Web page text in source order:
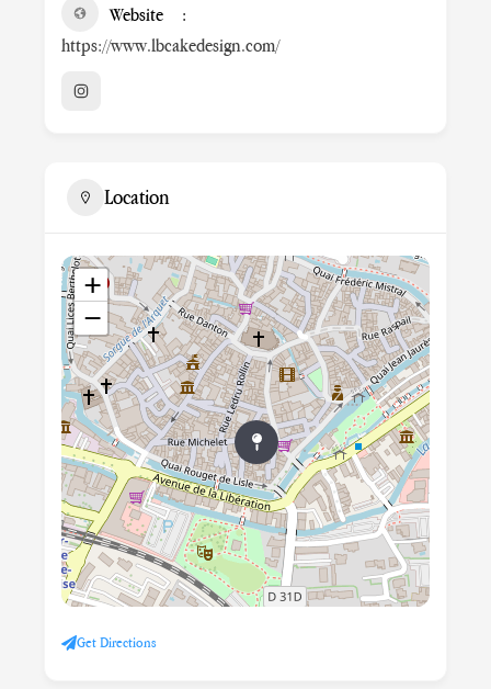
Website
https://www.lbcakedesign.com/
Location
+
−
Get Directions